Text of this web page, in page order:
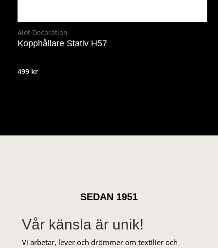
Alot Decoration
Kopphållare Stativ H57
499 kr
SEDAN 1951
Vår känsla är unik!
Vi arbetar, lever och drömmer om textilier och